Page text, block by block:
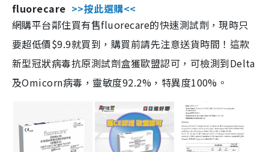
fluorecare >>按此選購<<
網購平台鄰住買有售fluorecare的快速測試劑，現時只
要超低價$9.9就買到，購買前請先注意送貨時間！這款
新型冠狀病毒抗原測試劑盒獲歐盟認可，可檢測到Delta
及Omicorn病毒，靈敏度92.2%，特異度100%。